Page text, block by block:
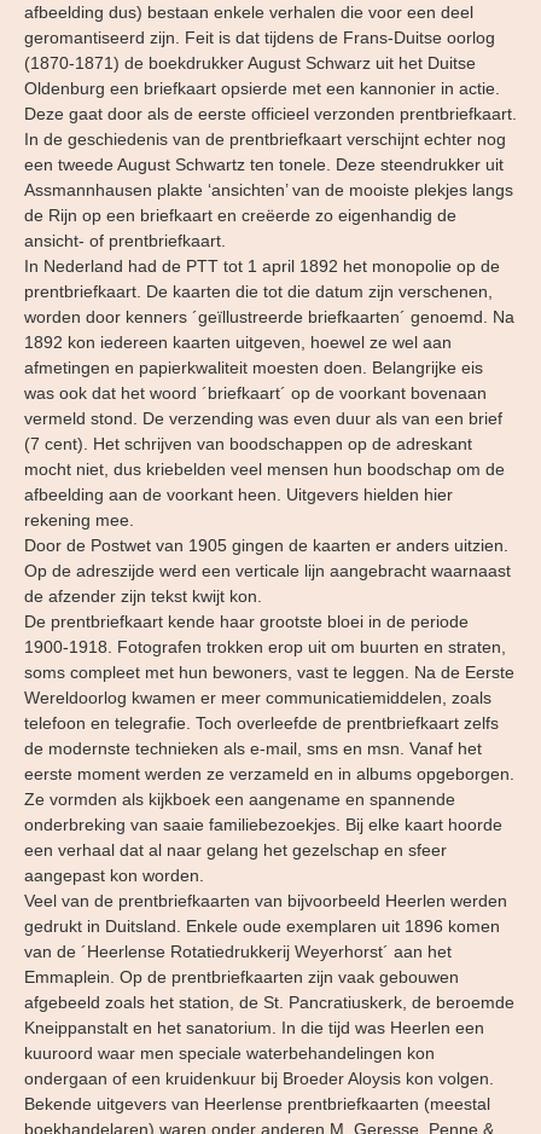
afbeelding dus) bestaan enkele verhalen die voor een deel
geromantiseerd zijn. Feit is dat tijdens de Frans-Duitse oorlog
(1870-1871) de boekdrukker August Schwarz uit het Duitse
Oldenburg een briefkaart opsierde met een kannonier in actie.
Deze gaat door als de eerste officieel verzonden prentbriefkaart.
In de geschiedenis van de prentbriefkaart verschijnt echter nog
een tweede August Schwartz ten tonele. Deze steendrukker uit
Assmannhausen plakte ‘ansichten’ van de mooiste plekjes langs
de Rijn op een briefkaart en creëerde zo eigenhandig de
ansicht- of prentbriefkaart.
In Nederland had de PTT tot 1 april 1892 het monopolie op de
prentbriefkaart. De kaarten die tot die datum zijn verschenen,
worden door kenners ´geïllustreerde briefkaarten´ genoemd. Na
1892 kon iedereen kaarten uitgeven, hoewel ze wel aan
afmetingen en papierkwaliteit moesten doen. Belangrijke eis
was ook dat het woord ´briefkaart´ op de voorkant bovenaan
vermeld stond. De verzending was even duur als van een brief
(7 cent). Het schrijven van boodschappen op de adreskant
mocht niet, dus kriebelden veel mensen hun boodschap om de
afbeelding aan de voorkant heen. Uitgevers hielden hier
rekening mee.
Door de Postwet van 1905 gingen de kaarten er anders uitzien.
Op de adreszijde werd een verticale lijn aangebracht waarnaast
de afzender zijn tekst kwijt kon.
De prentbriefkaart kende haar grootste bloei in de periode
1900-1918. Fotografen trokken erop uit om buurten en straten,
soms compleet met hun bewoners, vast te leggen. Na de Eerste
Wereldoorlog kwamen er meer communicatiemiddelen, zoals
telefoon en telegrafie. Toch overleefde de prentbriefkaart zelfs
de modernste technieken als e-mail, sms en msn. Vanaf het
eerste moment werden ze verzameld en in albums opgeborgen.
Ze vormden als kijkboek een aangename en spannende
onderbreking van saaie familiebezoekjes. Bij elke kaart hoorde
een verhaal dat al naar gelang het gezelschap en sfeer
aangepast kon worden.
Veel van de prentbriefkaarten van bijvoorbeeld Heerlen werden
gedrukt in Duitsland. Enkele oude exemplaren uit 1896 komen
van de ´Heerlense Rotatiedrukkerij Weyerhorst´ aan het
Emmaplein. Op de prentbriefkaarten zijn vaak gebouwen
afgebeeld zoals het station, de St. Pancratiuskerk, de beroemde
Kneippanstalt en het sanatorium. In die tijd was Heerlen een
kuuroord waar men speciale waterbehandelingen kon
ondergaan of een kruidenkuur bij Broeder Aloysis kon volgen.
Bekende uitgevers van Heerlense prentbriefkaarten (meestal
boekhandelaren) waren onder anderen M. Geresse, Penne &